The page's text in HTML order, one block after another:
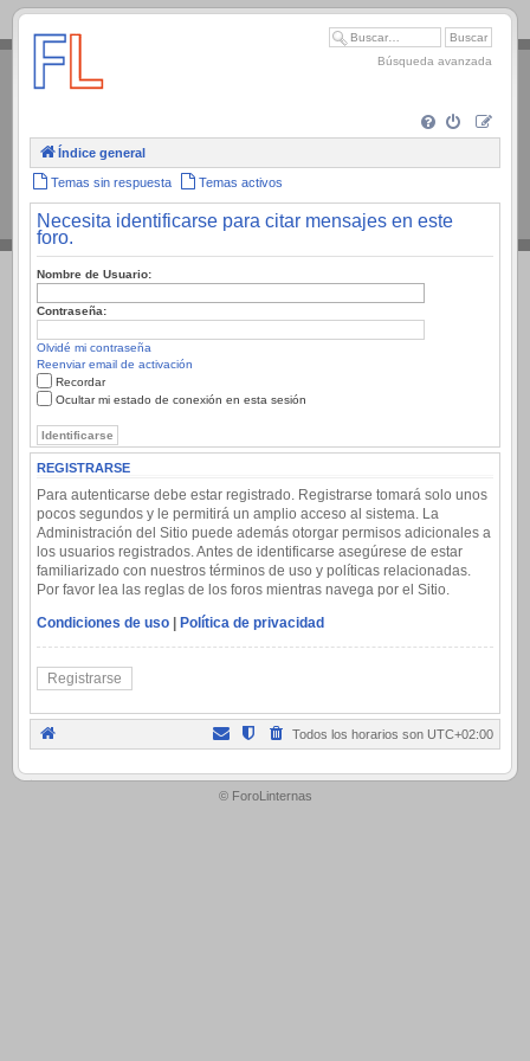
.
Búsqueda avanzada
Índice general
Temas sin respuesta Temas activos
Necesita identificarse para citar mensajes en este
foro.
Nombre de Usuario:
Contraseña:
Olvidé mi contraseña
Reenviar email de activación
Recordar
Ocultar mi estado de conexión en esta sesión
REGISTRARSE
Para autenticarse debe estar registrado. Registrarse tomará solo unos
pocos segundos y le permitirá un amplio acceso al sistema. La
Administración del Sitio puede además otorgar permisos adicionales a
los usuarios registrados. Antes de identificarse asegúrese de estar
familiarizado con nuestros términos de uso y políticas relacionadas.
Por favor lea las reglas de los foros mientras navega por el Sitio.
Condiciones de uso | Política de privacidad
Registrarse
Todos los horarios son UTC+02:00
.
© ForoLinternas